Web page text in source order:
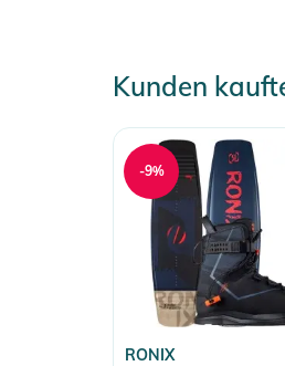
Kunden
RONIX
-9%